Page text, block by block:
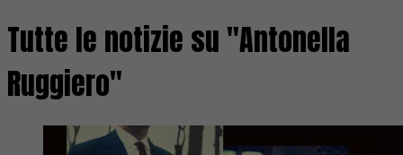
Tutte le notizie su "Antonella
Ruggiero"